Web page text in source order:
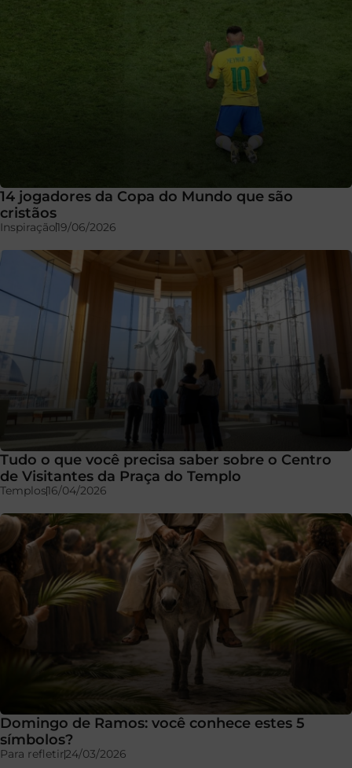
14 jogadores da Copa do Mundo que são
cristãos
Inspiração19/06/2026
Tudo o que você precisa saber sobre o Centro
de Visitantes da Praça do Templo
Templos16/04/2026
Domingo de Ramos: você conhece estes 5
símbolos?
Para refletir24/03/2026